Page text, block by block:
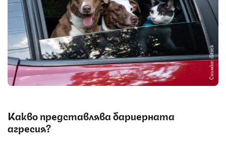
Снимка: iStock
Какво представлява бариерната
агресия?